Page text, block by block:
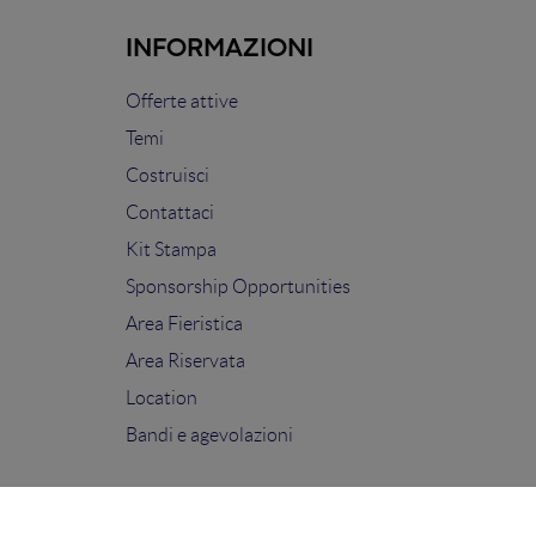
INFORMAZIONI
Offerte attive
Temi
Costruisci
Contattaci
Kit Stampa
Sponsorship Opportunities
Area Fieristica
Area Riservata
Location
Bandi e agevolazioni